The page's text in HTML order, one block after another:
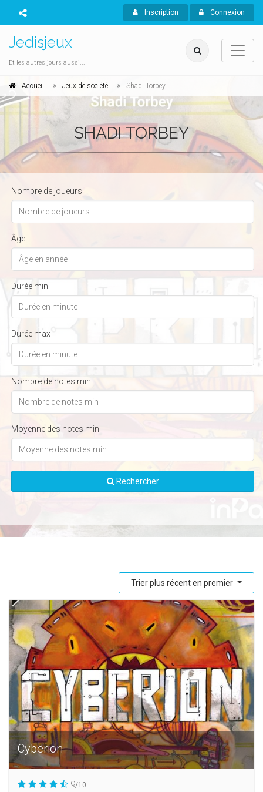
Inscription Connexion
Jedisjeux
Et les autres jours aussi...
Accueil Jeux de société Shadi Torbey
SHADI TORBEY
Nombre de joueurs
Âge
Durée min
Durée max
Nombre de notes min
Moyenne des notes min
Rechercher
Trier plus récent en premier
Cyberion
9/10